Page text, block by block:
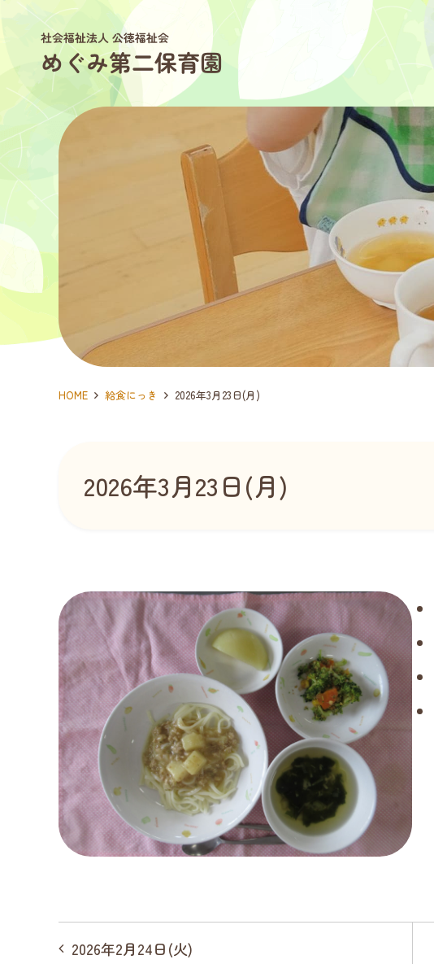
HOME 給食にっき 2026年3月23日(月)
2026年3月23日(月)
投2026年2月24日(火)